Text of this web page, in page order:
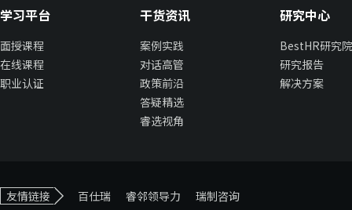
学习平台
面授课程
在线课程
职业认证
干货资讯
案例实践
对话高管
政策前沿
答疑精选
睿选视角
研究中心
BestHR研究院
研究报告
解决方案
友情链接 百仕瑞 睿邻领导力
瑞制咨询